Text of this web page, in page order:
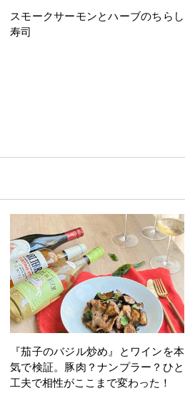
スモークサーモンとハーブのちらし
寿司
『茄子のバジル炒め』とワインを本
気で検証。豚肉？ナンプラー？ひと
工夫で相性がここまで変わった！